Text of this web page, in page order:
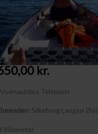
kr.
Voervadsbro Teltplads
Silkeborg Langsø Øst
Kilometer